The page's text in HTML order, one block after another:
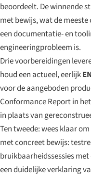
beoordeelt. De winnende
met bewijs, wat de
een documentatie- en
engineeringprobleem is.
Drie voorbereidingen
houd een actueel, eerlijk
voor de aangeboden
Conformance Report in
in plaats van
Ten tweede: wees klaar
met concreet bewijs:
bruikbaarheidssessies
een duidelijke verklaring